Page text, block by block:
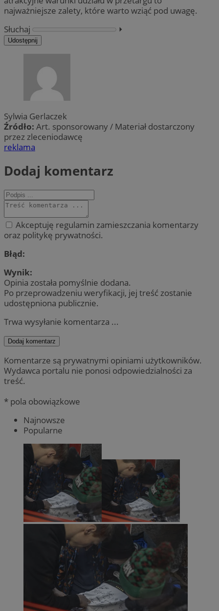
najważniejsze zalety, które warto wziąć pod uwagę.
Słuchaj
⏵︎
Udostępnij
Sylwia Gerlaczek
Źródło: Art. sponsorowany / Materiał dostarczony
przez zleceniodawcę
reklama
Dodaj komentarz
Akceptuję regulamin zamieszczania komentarzy
oraz politykę prywatności.
Błąd:
Wynik:
Opinia została pomyślnie dodana.
Po przeprowadzeniu weryfikacji, jej treść zostanie
udostępniona publicznie.
Trwa wysyłanie komentarza ...
Dodaj komentarz
Komentarze są prywatnymi opiniami użytkowników.
Wydawca portalu nie ponosi odpowiedzialności za
treść.
* pola obowiązkowe
Najnowsze
Popularne